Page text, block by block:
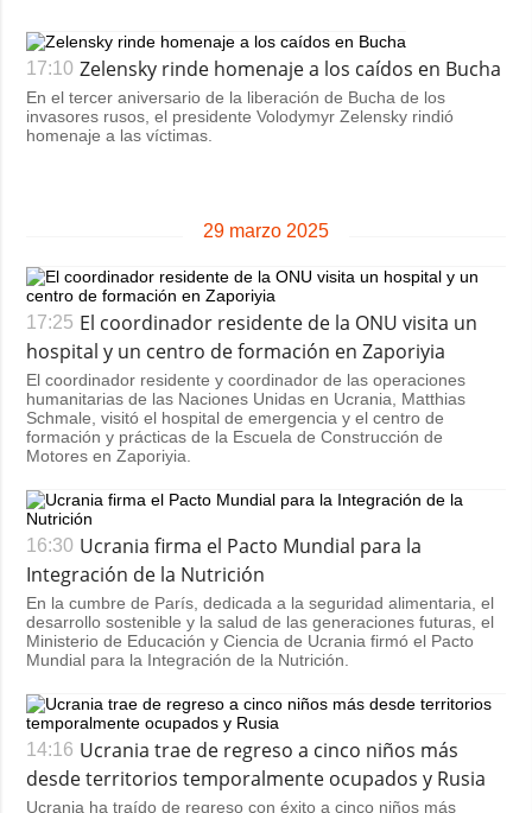
17:10 Zelensky rinde homenaje a los caídos en Bucha
En el tercer aniversario de la liberación de Bucha de los
invasores rusos, el presidente Volodymyr Zelensky rindió
homenaje a las víctimas.
29 marzo 2025
17:25 El coordinador residente de la ONU visita un
hospital y un centro de formación en Zaporiyia
El coordinador residente y coordinador de las operaciones
humanitarias de las Naciones Unidas en Ucrania, Matthias
Schmale, visitó el hospital de emergencia y el centro de
formación y prácticas de la Escuela de Construcción de
Motores en Zaporiyia.
16:30 Ucrania firma el Pacto Mundial para la
Integración de la Nutrición
En la cumbre de París, dedicada a la seguridad alimentaria, el
desarrollo sostenible y la salud de las generaciones futuras, el
Ministerio de Educación y Ciencia de Ucrania firmó el Pacto
Mundial para la Integración de la Nutrición.
14:16 Ucrania trae de regreso a cinco niños más
desde territorios temporalmente ocupados y Rusia
Ucrania ha traído de regreso con éxito a cinco niños más